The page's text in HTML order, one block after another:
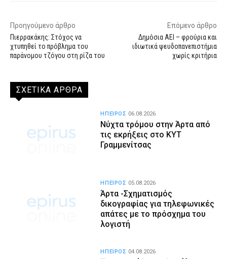
Προηγούμενο άρθρο
Πιερρακάκης: Στόχος να
χτυπηθεί το πρόβλημα του
παράνομου τζόγου στη ρίζα του
Επόμενο άρθρο
Δημόσια ΑΕΙ – φρούρια και
ιδιωτικά ψευδοπανεπιστήμια
χωρίς κριτήρια
ΣΧΕΤΙΚΑ ΑΡΘΡΑ
Νύχτα τρόμου στην Άρτα από
τις εκρήξεις στο ΚΥΤ
Γραμμενίτσας
ΗΠΕΙΡΟΣ 06.08.2026
Άρτα -Σχηματισμός
δικογραφίας για τηλεφωνικές
απάτες με το πρόσχημα του
λογιστή
ΗΠΕΙΡΟΣ 05.08.2026
ΗΠΕΙΡΟΣ 04.08.2026